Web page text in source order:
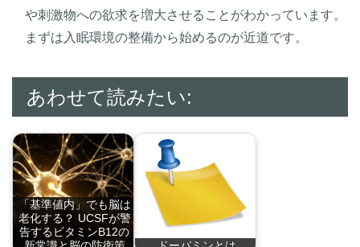
や刺激物への欲求を増大させることがわかっています。
まずは入眠環境の整備から始めるのが近道です。
あわせて読みたい:
「基準値内」でも脳は
老化する？ UCSFが警
告するビタミンB12の